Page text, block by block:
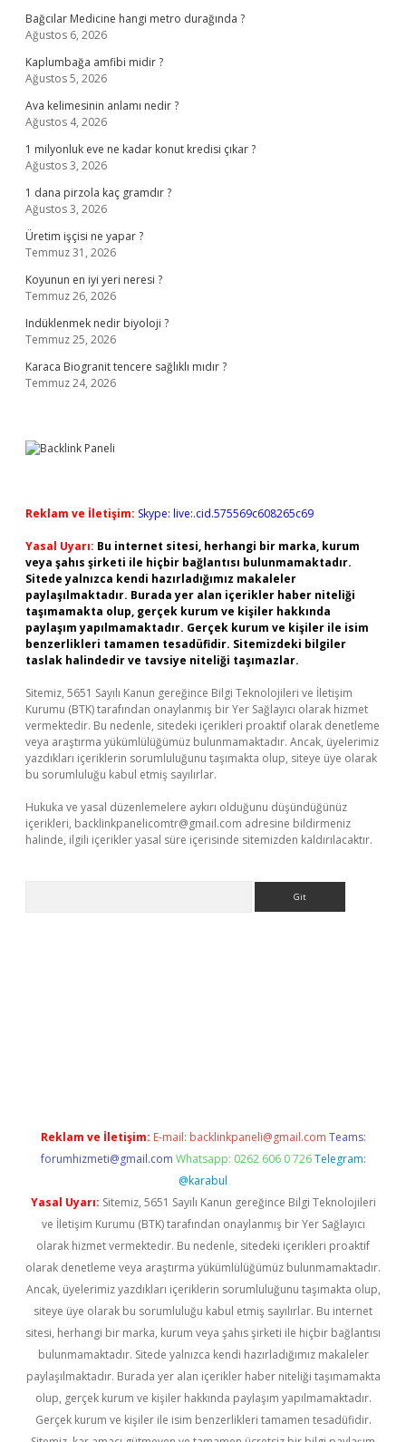
Bağcılar Medicine hangi metro durağında ?
Ağustos 6, 2026
Kaplumbağa amfibi midir ?
Ağustos 5, 2026
Ava kelimesinin anlamı nedir ?
Ağustos 4, 2026
1 milyonluk eve ne kadar konut kredisi çıkar ?
Ağustos 3, 2026
1 dana pirzola kaç gramdır ?
Ağustos 3, 2026
Üretim işçisi ne yapar ?
Temmuz 31, 2026
Koyunun en iyi yeri neresi ?
Temmuz 26, 2026
Indüklenmek nedir biyoloji ?
Temmuz 25, 2026
Karaca Biogranit tencere sağlıklı mıdır ?
Temmuz 24, 2026
Reklam ve İletişim: Skype: live:.cid.575569c608265c69
Yasal Uyarı: Bu internet sitesi, herhangi bir marka, kurum
veya şahıs şirketi ile hiçbir bağlantısı bulunmamaktadır.
Sitede yalnızca kendi hazırladığımız makaleler
paylaşılmaktadır. Burada yer alan içerikler haber niteliği
taşımamakta olup, gerçek kurum ve kişiler hakkında
paylaşım yapılmamaktadır. Gerçek kurum ve kişiler ile isim
benzerlikleri tamamen tesadüfidir. Sitemizdeki bilgiler
taslak halindedir ve tavsiye niteliği taşımazlar.
Sitemiz, 5651 Sayılı Kanun gereğince Bilgi Teknolojileri ve İletişim
Kurumu (BTK) tarafından onaylanmış bir Yer Sağlayıcı olarak hizmet
vermektedir. Bu nedenle, sitedeki içerikleri proaktif olarak denetleme
veya araştırma yükümlülüğümüz bulunmamaktadır. Ancak, üyelerimiz
yazdıkları içeriklerin sorumluluğunu taşımakta olup, siteye üye olarak
bu sorumluluğu kabul etmiş sayılırlar.
Hukuka ve yasal düzenlemelere aykırı olduğunu düşündüğünüz
içerikleri, backlinkpanelicomtr@gmail.com adresine bildirmeniz
halinde, ilgili içerikler yasal süre içerisinde sitemizden kaldırılacaktır.
Reklam ve İletişim: E-mail: backlinkpaneli@gmail.com Teams:
forumhizmeti@gmail.com Whatsapp: 0262 606 0 726 Telegram:
@karabul
Yasal Uyarı: Sitemiz, 5651 Sayılı Kanun gereğince Bilgi Teknolojileri
ve İletişim Kurumu (BTK) tarafından onaylanmış bir Yer Sağlayıcı
olarak hizmet vermektedir. Bu nedenle, sitedeki içerikleri proaktif
olarak denetleme veya araştırma yükümlülüğümüz bulunmamaktadır.
Ancak, üyelerimiz yazdıkları içeriklerin sorumluluğunu taşımakta olup,
siteye üye olarak bu sorumluluğu kabul etmiş sayılırlar. Bu internet
sitesi, herhangi bir marka, kurum veya şahıs şirketi ile hiçbir bağlantısı
bulunmamaktadır. Sitede yalnızca kendi hazırladığımız makaleler
paylaşılmaktadır. Burada yer alan içerikler haber niteliği taşımamakta
olup, gerçek kurum ve kişiler hakkında paylaşım yapılmamaktadır.
Gerçek kurum ve kişiler ile isim benzerlikleri tamamen tesadüfidir.